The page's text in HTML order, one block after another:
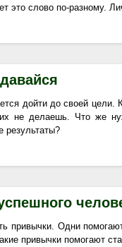
это слово по-разному.
дойти до своей цели.
не делаешь. Что же
результаты?
привычки. Одни
привычки помогают